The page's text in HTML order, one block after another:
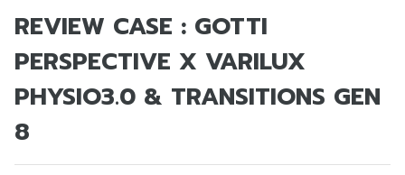
REVIEW CASE : GOTTI
PERSPECTIVE X VARILUX
PHYSIO3.0 & TRANSITIONS GEN
8